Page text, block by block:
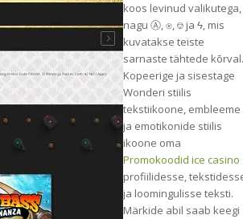
koos levinud valikutega,
nagu Ⓐ, ⍟, ⎊ ja ϟ, mis
kuvatakse teiste
sarnaste tähtede kõrval.
Kopeerige ja sisestage
Wonderi stiilis
tekstiikoone, embleeme
ja emotikonide stiilis
ikoone oma
Promokoodid ice casino
profiilidesse,
ja loomingulisse teksti.
Märkide abil saab keegi